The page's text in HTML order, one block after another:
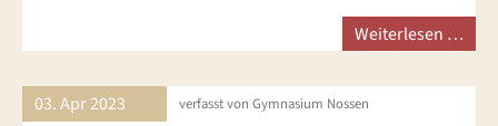
Weiterlesen …
03. Apr2023 verfasst von Gymnasium Nossen